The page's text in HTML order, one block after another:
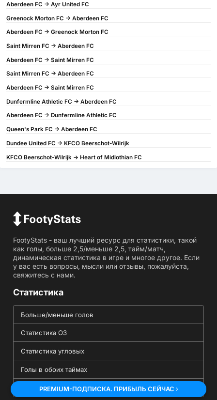
Aberdeen FC -> Ayr United FC
Greenock Morton FC -> Aberdeen FC
Aberdeen FC -> Greenock Morton FC
Saint Mirren FC -> Aberdeen FC
Aberdeen FC -> Saint Mirren FC
Saint Mirren FC -> Aberdeen FC
Aberdeen FC -> Saint Mirren FC
Dunfermline Athletic FC -> Aberdeen FC
Aberdeen FC -> Dunfermline Athletic FC
Queen's Park FC -> Aberdeen FC
Dundee United FC -> KFCO Beerschot-Wilrijk
KFCO Beerschot-Wilrijk -> Heart of Midlothian FC
FootyStats - ваш лучший ресурс для статистики, такой
как голы, больше 2,5/меньше 2,5, тайм/матч,
динамическая статистика в игре и многое другое. Если
у вас есть вопросы, мысли или отзывы, пожалуйста,
свяжитесь с нами.
Статистика
Больше/меньше голов
Статистика ОЗ
Статистика угловых
Голы в обоих таймах
Статистика точного счета
PREMIUM-ПОДПИСКА. ПРИБЫЛЬ СЕЙЧАС